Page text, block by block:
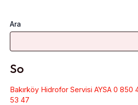
Ara
So
Bakırköy Hidrofor Servisi AYSA 0 850
53 47